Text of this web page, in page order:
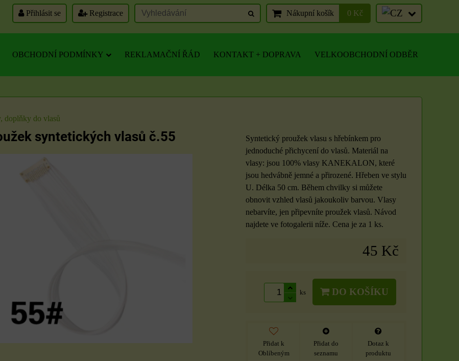
Přihlásit se Registrace Nákupní košík 0 Kč
OBCHODNÍ PODMÍNKY REKLAMAČNÍ ŘÁD KONTAKT + DOPRAVA VELKOOBCHODNÍ ODBĚR
doplňky do vlasů
syntetických vlasů č.55
Syntetický proužek vlasu s hřebínkem pro
jednoduché přichycení do vlasů. Materiál na
vlasy: jsou 100% vlasy KANEKALON, které
jsou hedvábně jemné a přirozené. Hřeben ve stylu
U. Délka 50 cm. Během chvilky si můžete
obnovit vzhled vlasů jakoukoliv barvou. Vlasy
nebarvíte, jen připevníte proužek vlasů. Návod
najdete ve fotogalerii níže. Cena je za 1 ks.
45 Kč
ks DO KOŠÍKU
Přidat k
Oblíbeným
Přidat do
seznamu
Dotaz k
produktu